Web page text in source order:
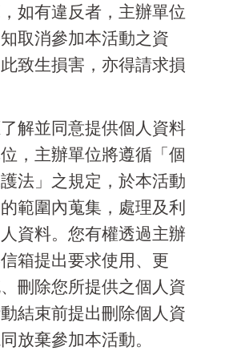
如有違反者，主辦單位
取消參加本活動之資
致生損害，亦得請求損
解並同意提供個人資料
，主辦單位將遵循「個
法」之規定，於本活動
範圍內蒐集，處理及利
資料。您有權透過主辦
箱提出要求使用、更
刪除您所提供之個人資
結束前提出刪除個人資
放棄參加本活動。